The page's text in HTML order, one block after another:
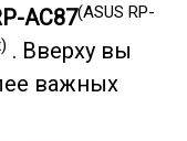
AC87(ASUS RP-
. Вверху вы
важных